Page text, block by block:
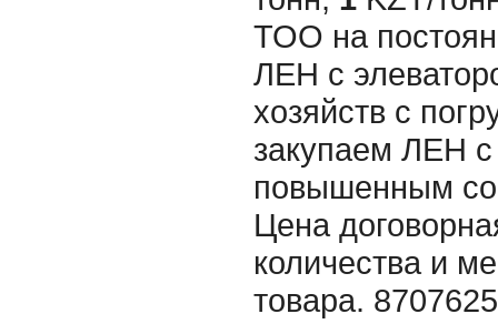
ТОО на
ЛЕН с
хозяйств с
закупаем ЛЕН
повышенным
Цена
количества и
товара.